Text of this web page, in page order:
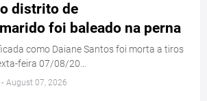
distrito de
foi baleado na perna
como Daiane Santos foi morta a tiros
feira 07/08/20…
- August 07, 2026